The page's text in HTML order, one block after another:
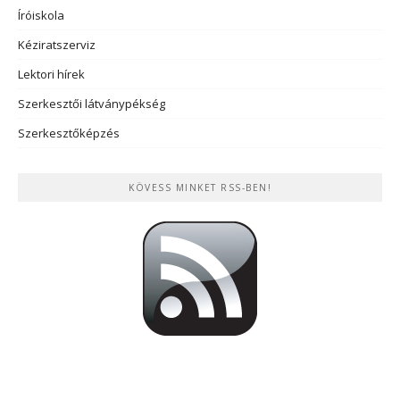
Íróiskola
Kéziratszerviz
Lektori hírek
Szerkesztői látványpékség
Szerkesztőképzés
KÖVESS MINKET RSS-BEN!